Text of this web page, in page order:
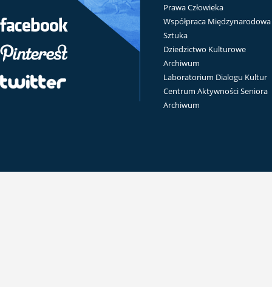
Prawa Człowieka
Współpraca Międzynarodowa
Sztuka
Dziedzictwo Kulturowe
Archiwum
Laboratorium Dialogu Kultur
Centrum Aktywności Seniora
Archiwum